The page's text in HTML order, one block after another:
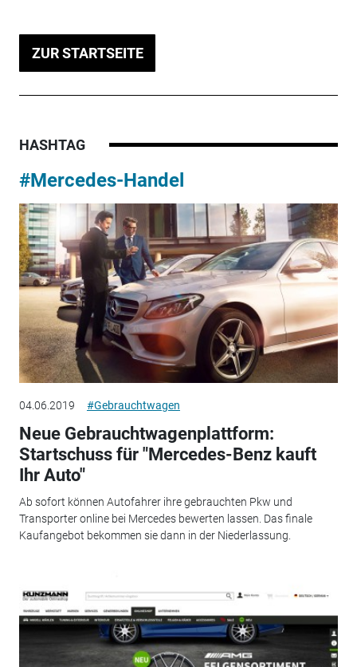
ZUR STARTSEITE
HASHTAG
#Mercedes-Handel
04.06.2019 #Gebrauchtwagen
Neue Gebrauchtwagenplattform:
Startschuss für "Mercedes-Benz kauft
Ihr Auto"
Ab sofort können Autofahrer ihre gebrauchten Pkw und
Transporter online bei Mercedes bewerten lassen. Das finale
Kaufangebot bekommen sie dann in der Niederlassung.